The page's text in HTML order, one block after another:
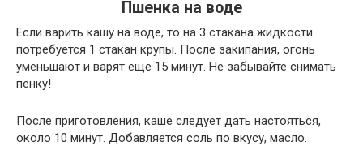
Пшенка на воде
Если варить кашу на воде, то на 3 стакана жидкости
потребуется 1 стакан крупы. После закипания, огонь
уменьшают и варят еще 15 минут. Не забывайте снимать
пенку!
После приготовления, каше следует дать настояться,
около 10 минут. Добавляется соль по вкусу, масло.